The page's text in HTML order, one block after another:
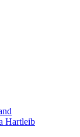
Hartleib